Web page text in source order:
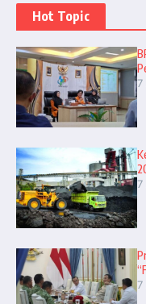
Hot Topic